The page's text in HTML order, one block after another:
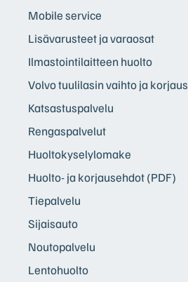
Mobile service
Lisävarusteet ja varaosat
Ilmastointilaitteen huolto
Volvo tuulilasin vaihto ja korjaus
Katsastuspalvelu
Rengaspalvelut
Huoltokyselylomake
Huolto- ja korjausehdot (PDF)
Tiepalvelu
Sijaisauto
Noutopalvelu
Lentohuolto